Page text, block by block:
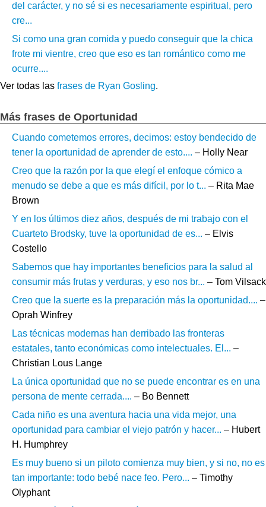
del carácter, y no sé si es necesariamente espiritual, pero
cre...
Si como una gran comida y puedo conseguir que la chica
frote mi vientre, creo que eso es tan romántico como me
ocurre....
Ver todas las frases de Ryan Gosling.
Más frases de Oportunidad
Cuando cometemos errores, decimos: estoy bendecido de
tener la oportunidad de aprender de esto.... – Holly Near
Creo que la razón por la que elegí el enfoque cómico a
menudo se debe a que es más difícil, por lo t... – Rita Mae
Brown
Y en los últimos diez años, después de mi trabajo con el
Cuarteto Brodsky, tuve la oportunidad de es... – Elvis
Costello
Sabemos que hay importantes beneficios para la salud al
consumir más frutas y verduras, y eso nos br... – Tom Vilsack
Creo que la suerte es la preparación más la oportunidad.... –
Oprah Winfrey
Las técnicas modernas han derribado las fronteras
estatales, tanto económicas como intelectuales. El... –
Christian Lous Lange
La única oportunidad que no se puede encontrar es en una
persona de mente cerrada.... – Bo Bennett
Cada niño es una aventura hacia una vida mejor, una
oportunidad para cambiar el viejo patrón y hacer... – Hubert
H. Humphrey
Es muy bueno si un piloto comienza muy bien, y si no, no es
tan importante: todo bebé nace feo. Pero... – Timothy
Olyphant